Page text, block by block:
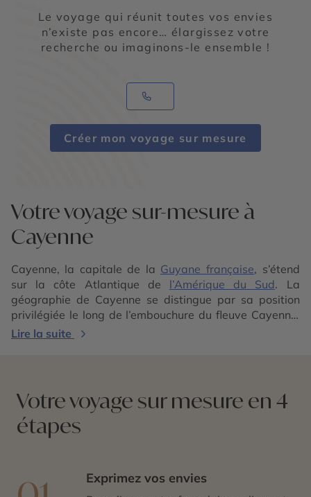
Le voyage qui réunit toutes vos envies
n’existe pas encore… élargissez votre
recherche ou imaginons-le ensemble !
Créer mon voyage sur mesure
Votre voyage sur-mesure à
Cayenne
Cayenne, la capitale de la Guyane française, s’étend
sur la côte Atlantique de l’Amérique du Sud. La
géographie de Cayenne se distingue par sa position
privilégiée le long de l’embouchure du fleuve Cayenne,
offrant un littoral impressionnant. Le climat équatorial
la Guyane, notamment le
Parc amazonien de Guyane
et laréserve naturelle des marais de Kaw
Cayenne est un carrefour culturel avec un mélange de
nombreuses influences. C’est une diversité que l’on
des plus colorés du monde, est un spectacle à ne pas
Lire la suite
Votre voyage sur mesure en 4
étapes
Exprimez vos envies